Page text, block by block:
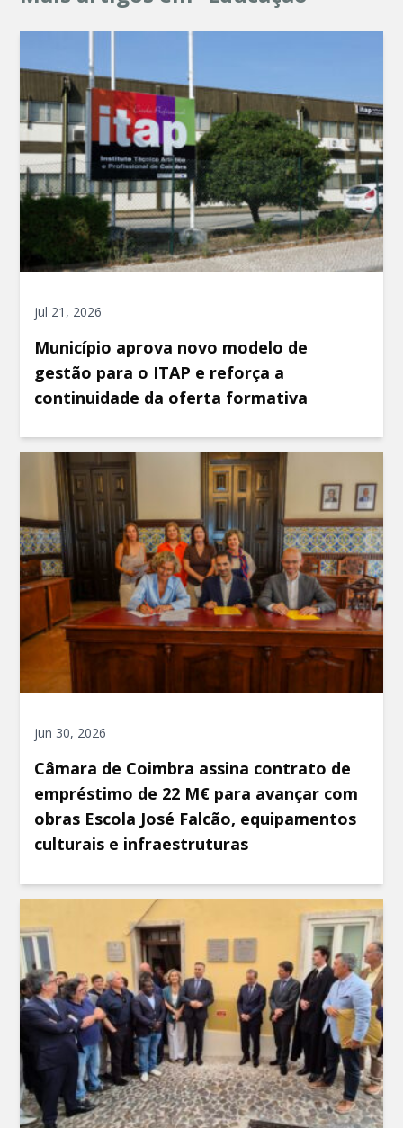
jul 21, 2026
Município aprova novo modelo de
gestão para o ITAP e reforça a
continuidade da oferta formativa
jun 30, 2026
Câmara de Coimbra assina contrato de
empréstimo de 22 M€ para avançar com
obras Escola José Falcão, equipamentos
culturais e infraestruturas